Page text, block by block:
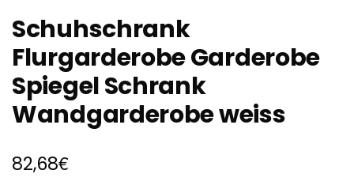
Schuhschrank
Flurgarderobe Garderobe
Spiegel Schrank
Wandgarderobe weiss
82,68€